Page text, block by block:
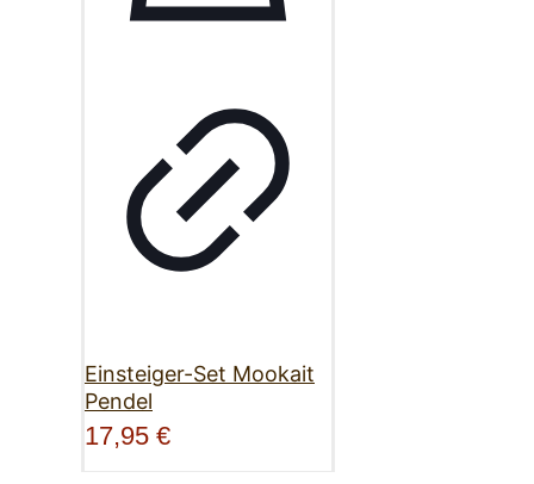
Einsteiger-Set Mookait
Pendel
17,95 €